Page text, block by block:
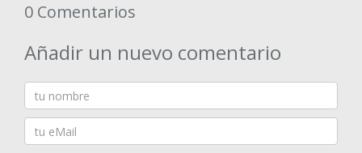
0 Comentarios
Añadir un nuevo comentario